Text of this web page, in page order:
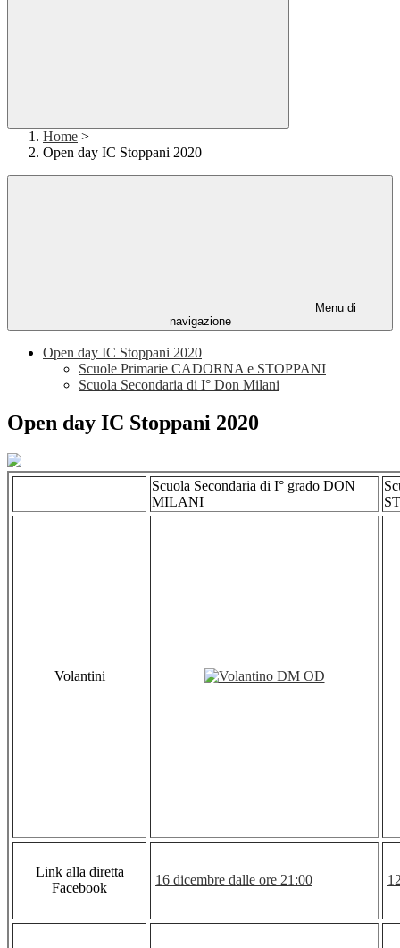
Home >
Open day IC Stoppani 2020
Menu di
navigazione
Open day IC Stoppani 2020
Scuole Primarie CADORNA e STOPPANI
Scuola Secondaria di I° Don Milani
Open day IC Stoppani 2020
Scuola Secondaria di I° grado DON
MILANI
Volantini
Link alla diretta
Facebook
16 dicembre dalle ore 21:00